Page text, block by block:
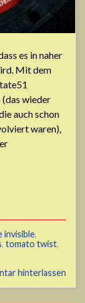
es in naher
Mit dem
(das wieder
auch schon
waren),
invisible,
, tomato twist,
hinterlassen